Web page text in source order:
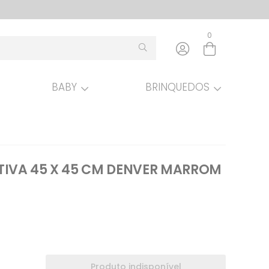
Entre com email ou cpf/cnpj
0
BABY BRINQUEDOS
45 X 45 CM DENVER MARROM